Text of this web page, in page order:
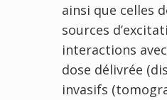
ainsi que celles
sources
interactions
dose délivrée
invasifs